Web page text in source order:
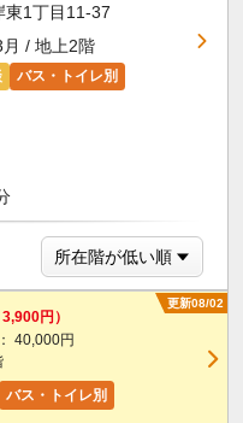
東1丁目11-37
/ 地上2階
バス・トイレ別
更新08/02
円）
40,000円
バス・トイレ別